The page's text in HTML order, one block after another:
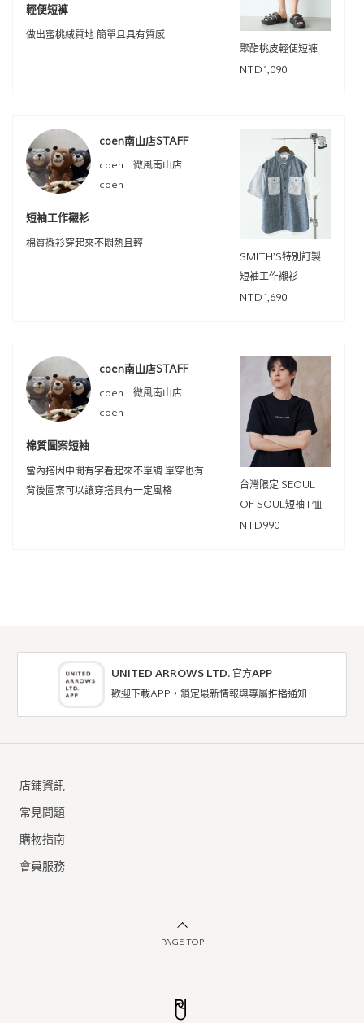
輕便短褲
做出蜜桃絨質地 簡單且具有質感
聚酯桃皮輕便短褲
NTD1,090
coen南山店STAFF
coen 微風南山店
coen
短袖工作襯衫
棉質襯衫穿起來不悶熱且輕
SMITH’S特別訂製
短袖工作襯衫
NTD1,690
coen南山店STAFF
coen 微風南山店
coen
棉質圖案短袖
當內搭因中間有字看起來不單調 單穿也有
背後圖案可以讓穿搭具有一定風格
台灣限定 SEOUL
OF SOUL短袖T恤
NTD990
UNITED ARROWS LTD. 官方APP
歡迎下載APP，鎖定最新情報與專屬推播通知
店鋪資訊
常見問題
購物指南
會員服務
PAGE TOP